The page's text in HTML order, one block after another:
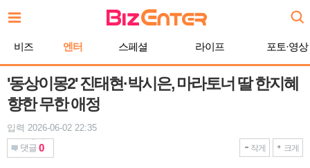
문
비즈 엔터 스페셜 라이프 포토·영상
'동상이몽2' 진태현·박시은, 마라토너 딸 한지혜
향한 무한 애정
입력 2026-06-02 22:35
댓글 0 작게 크게